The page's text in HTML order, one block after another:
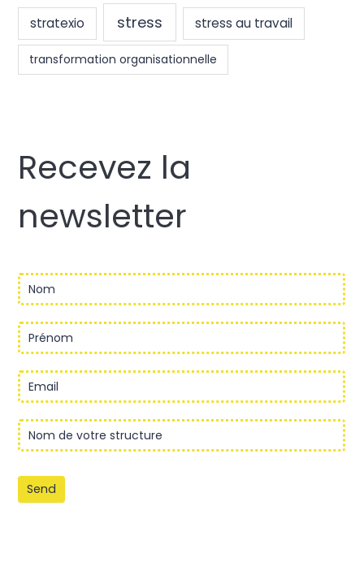
stratexio stress stress au travail
transformation organisationnelle
Recevez la
newsletter